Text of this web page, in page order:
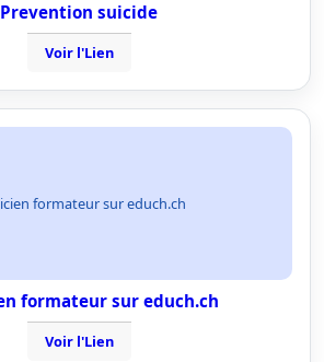
Prevention suicide
Voir l'Lien
formateur sur educh.ch
formateur sur educh.ch
Voir l'Lien